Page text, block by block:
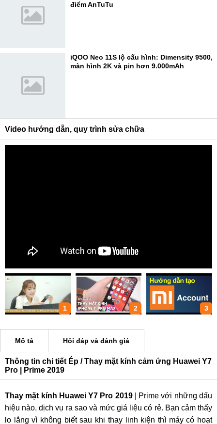
điểm AnTuTu
iQOO Neo 11S lộ cấu hình: Dimensity 9500,
màn hình 2K và pin hơn 9.000mAh
Video hướng dẫn, quy trình sửa chữa
1 2 3
Mô tả Hỏi đáp và đánh giá
Thông tin chi tiết Ép / Thay mặt kính cảm ứng Huawei Y7
Pro | Prime 2019
Thay mặt kính Huawei Y7 Pro 2019| Prime với những dấu
hiệu nào, dịch vụ ra sao và mức giá liệu có rẻ. Bạn cảm thấy
lo lắng vì không biết sau khi thay linh kiện thì máy có hoạt